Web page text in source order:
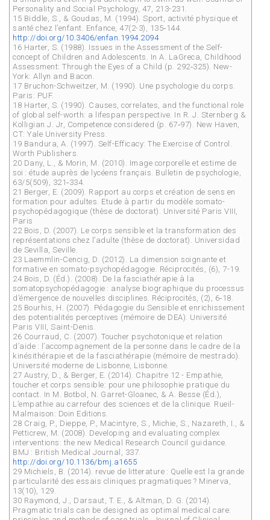
Personality and Social Psychology, 47, 213-231.
15 Biddle, S., & Goudas, M. (1994). Sport, activité physique et
santé chez l’enfant. Enfance, 47(2-3), 135‑144.
http://doi.org/10.3406/enfan.1994.2094
16 Harter, S. (1988). Issues in the Assessment of the Self-
concept of Children and Adolescents. In A. LaGreca, Childhood
Assessment: Through the Eyes of a Child (p. 292‑325). New-
York: Allyn and Bacon.
17 Bruchon-Schweitzer, M. (1990). Une psychologie du corps.
Paris: PUF.
18 Harter, S. (1990). Causes, correlates, and the functional role
of global self-worth: a lifespan perspective. In R. J. Sternberg &
Kolligian J. Jr, Competence considered (p. 67‑97). New Haven,
CT: Yale University Press.
19 Bandura, A. (1997). Self-Efficacy: The Exercise of Control.
Worth Publishers.
20 Dany, L., & Morin, M. (2010). Image corporelle et estime de
soi : étude auprès de lycéens français. Bulletin de psychologie,
63/5(509), 321‑334.
21 Berger, E. (2009). Rapport au corps et création de sens en
formation pour adultes. Etude à partir du modèle somato-
psychopédagogique (thèse de doctorat). Université Paris VIII,
Paris
22 Bois, D. (2007). Le corps sensible et la transformation des
représentations chez l’adulte (thèse de doctorat). Universidad
de Sevilla, Seville.
23 Laemmlin-Cencig, D. (2012). La dimension soignante et
formative en somato-psychopédagogie. Réciprocités, (6), 7-19.
24 Bois, D. (Éd.). (2008). De la fasciathérapie à la
somatopsychopédagogie : analyse biographique du processus
d’émergence de nouvelles disciplines. Réciprocités, (2), 6‑18.
25 Bourhis, H. (2007). Pédagogie du Sensible et enrichissement
des potentialités perceptives (mémoire de DEA). Université
Paris VIII, Saint-Denis.
26 Courraud, C. (2007). Toucher psychotonique et relation
d’aide : l’accompagnement de la personne dans le cadre de la
kinésithérapie et de la fasciathérapie (mémoire de mestrado).
Université moderne de Lisbonne, Lisbonne.
27 Austry, D., & Berger, E. (2014). Chapitre 12 - Empathie,
toucher et corps sensible: pour une philosophie pratique du
contact. In M. Botbol, N. Garret-Gloanec, & A. Besse (Éd.),
L’empathie au carrefour des sciences et de la clinique. Rueil-
Malmaison: Doin Editions.
28 Craig, P., Dieppe, P., Macintyre, S., Michie, S., Nazareth, I., &
Petticrew, M. (2008). Developing and evaluating complex
interventions: the new Medical Research Council guidance.
BMJ : British Medical Journal, 337.
http://doi.org/10.1136/bmj.a1655
29 Michiels, B. (2014). revue de litterature : Quelle est la grande
particularité des essais cliniques pragmatiques ? Minerva,
13(10), 129.
30 Raymond, J., Darsaut, T. E., & Altman, D. G. (2014).
Pragmatic trials can be designed as optimal medical care: